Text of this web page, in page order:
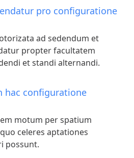
pro configuratione
ad sedendum et
propter facultatem
et standi alternandi.
hac configuratione
motum per spatium
celeres aptationes
possunt.